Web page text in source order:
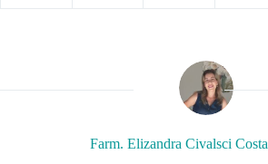
Farm. Elizandra Civalsci Costa